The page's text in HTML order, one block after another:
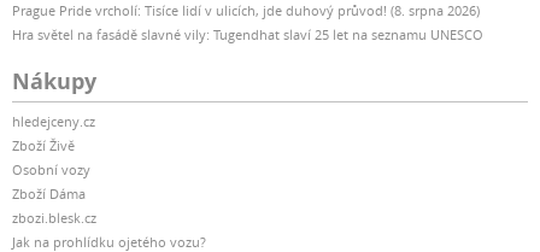
Prague Pride vrcholí: Tisíce lidí v ulicích, jde duhový průvod! (8. srpna 2026)
Hra světel na fasádě slavné vily: Tugendhat slaví 25 let na seznamu UNESCO
Nákupy
hledejceny.cz
Zboží Živě
Osobní vozy
Zboží Dáma
zbozi.blesk.cz
Jak na prohlídku ojetého vozu?